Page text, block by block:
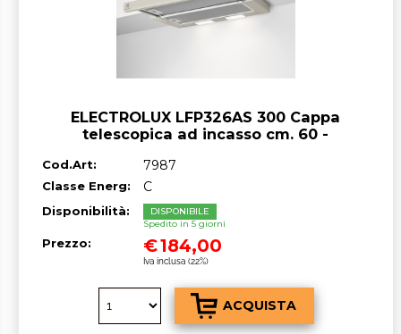
ELECTROLUX LFP326AS 300 Cappa
telescopica ad incasso cm. 60 -
Cod.Art: 7987
Classe Energ: C
Disponibilità:
DISPONIBILE
Spedito in 5 giorni
Prezzo: €184,00
Iva inclusa (22%)